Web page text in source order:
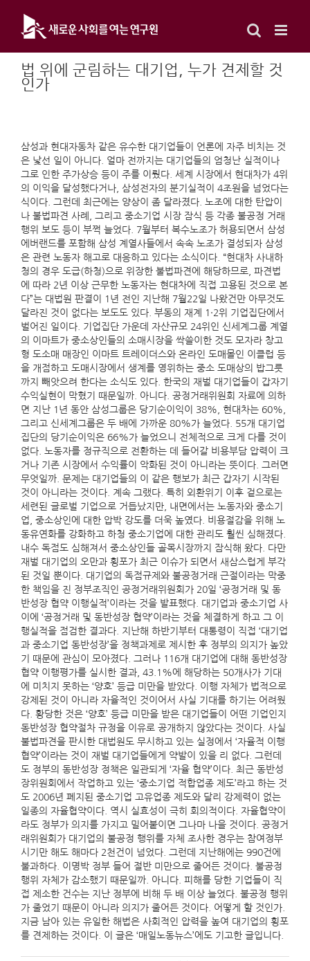
content
법 위에 군림하는 대기업, 누가 견제할 것
인가
삼성과 현대자동차 같은 유수한 대기업들이 언론에 자주 비치는 것
은 낯선 일이 아니다. 얼마 전까지는 대기업들의 엄청난 실적이나
그로 인한 주가상승 등이 주를 이뤘다. 세계 시장에서 현대차가 4위
의 이익을 달성했다거나, 삼성전자의 분기실적이 4조원을 넘었다는
식이다. 그런데 최근에는 양상이 좀 달라졌다. 노조에 대한 탄압이
나 불법파견 사례, 그리고 중소기업 시장 잠식 등 각종 불공정 거래
행위 보도 등이 부쩍 늘었다. 7월부터 복수노조가 허용되면서 삼성
에버랜드를 포함해 삼성 계열사들에서 속속 노조가 결성되자 삼성
은 관련 노동자 해고로 대응하고 있다는 소식이다. “현대차 사내하
청의 경우 도급(하청)으로 위장한 불법파견에 해당하므로, 파견법
에 따라 2년 이상 근무한 노동자는 현대차에 직접 고용된 것으로 본
다”는 대법원 판결이 1년 전인 지난해 7월22일 나왔건만 아무것도
달라진 것이 없다는 보도도 있다. 부동의 재계 1·2위 기업집단에서
벌어진 일이다. 기업집단 가운데 자산규모 24위인 신세계그룹 계열
의 이마트가 중소상인들의 소매시장을 싹쓸이한 것도 모자라 창고
형 도소매 매장인 이마트 트레이더스와 온라인 도매몰인 이클럽 등
을 개점하고 도매시장에서 생계를 영위하는 중소 도매상의 밥그릇
까지 빼앗으려 한다는 소식도 있다. 한국의 재벌 대기업들이 갑자기
수익실현이 막혔기 때문일까. 아니다. 공정거래위원회 자료에 의하
면 지난 1년 동안 삼성그룹은 당기순이익이 38%, 현대차는 60%,
그리고 신세계그룹은 두 배에 가까운 80%가 늘었다. 55개 대기업
집단의 당기순이익은 66%가 늘었으니 전체적으로 크게 다를 것이
없다. 노동자를 정규직으로 전환하는 데 들어갈 비용부담 압력이 크
거나 기존 시장에서 수익률이 악화된 것이 아니라는 뜻이다. 그러면
무엇일까. 문제는 대기업들의 이 같은 행보가 최근 갑자기 시작된
것이 아니라는 것이다. 계속 그랬다. 특히 외환위기 이후 겉으로는
세련된 글로벌 기업으로 거듭났지만, 내면에서는 노동자와 중소기
업, 중소상인에 대한 압박 강도를 더욱 높였다. 비용절감을 위해 노
동유연화를 강화하고 하청 중소기업에 대한 관리도 훨씬 심해졌다.
내수 독점도 심해져서 중소상인들 골목시장까지 잠식해 왔다. 다만
재벌 대기업의 오만과 횡포가 최근 이슈가 되면서 새삼스럽게 부각
된 것일 뿐이다. 대기업의 독점규제와 불공정거래 근절이라는 막중
한 책임을 진 정부조직인 공정거래위원회가 20일 ‘공정거래 및 동
반성장 협약 이행실적’이라는 것을 발표했다. 대기업과 중소기업 사
이에 ‘공정거래 및 동반성장 협약’이라는 것을 체결하게 하고 그 이
행실적을 점검한 결과다. 지난해 하반기부터 대통령이 직접 ‘대기업
과 중소기업 동반성장’을 정책과제로 제시한 후 정부의 의지가 높았
기 때문에 관심이 모아졌다. 그러나 116개 대기업에 대해 동반성장
협약 이행평가를 실시한 결과, 43.1%에 해당하는 50개사가 기대
에 미치지 못하는 ‘양호’ 등급 미만을 받았다. 이행 자체가 법적으로
강제된 것이 아니라 자율적인 것이어서 사실 기대를 하기는 어려웠
다. 황당한 것은 ‘양호’ 등급 미만을 받은 대기업들이 어떤 기업인지
동반성장 협약절차 규정을 이유로 공개하지 않았다는 것이다. 사실
불법파견을 판시한 대법원도 무시하고 있는 실정에서 ‘자율적 이행
협약’이라는 것이 재벌 대기업들에게 약발이 있을 리 없다. 그런데
도 정부의 동반성장 정책은 일관되게 ‘자율 협약’이다. 최근 동반성
장위원회에서 작업하고 있는 ‘중소기업 적합업종 제도’라고 하는 것
도 2006년 폐지된 중소기업 고유업종 제도와 달리 강제력이 없는
일종의 자율협약이다. 역시 실효성이 극히 회의적이다. 자율협약이
라도 정부가 의지를 가지고 밀어붙이면 그나마 나을 것이다. 공정거
래위원회가 대기업의 불공정 행위를 자체 조사한 경우는 참여정부
시기만 해도 해마다 2천건이 넘었다. 그런데 지난해에는 990건에
불과하다. 이명박 정부 들어 절반 미만으로 줄어든 것이다. 불공정
행위 자체가 감소했기 때문일까. 아니다. 피해를 당한 기업들이 직
접 제소한 건수는 지난 정부에 비해 두 배 이상 늘었다. 불공정 행위
가 줄었기 때문이 아니라 의지가 줄어든 것이다. 어떻게 할 것인가.
지금 남아 있는 유일한 해법은 사회적인 압력을 높여 대기업의 횡포
를 견제하는 것이다. 이 글은 ‘매일노동뉴스’에도 기고한 글입니다.